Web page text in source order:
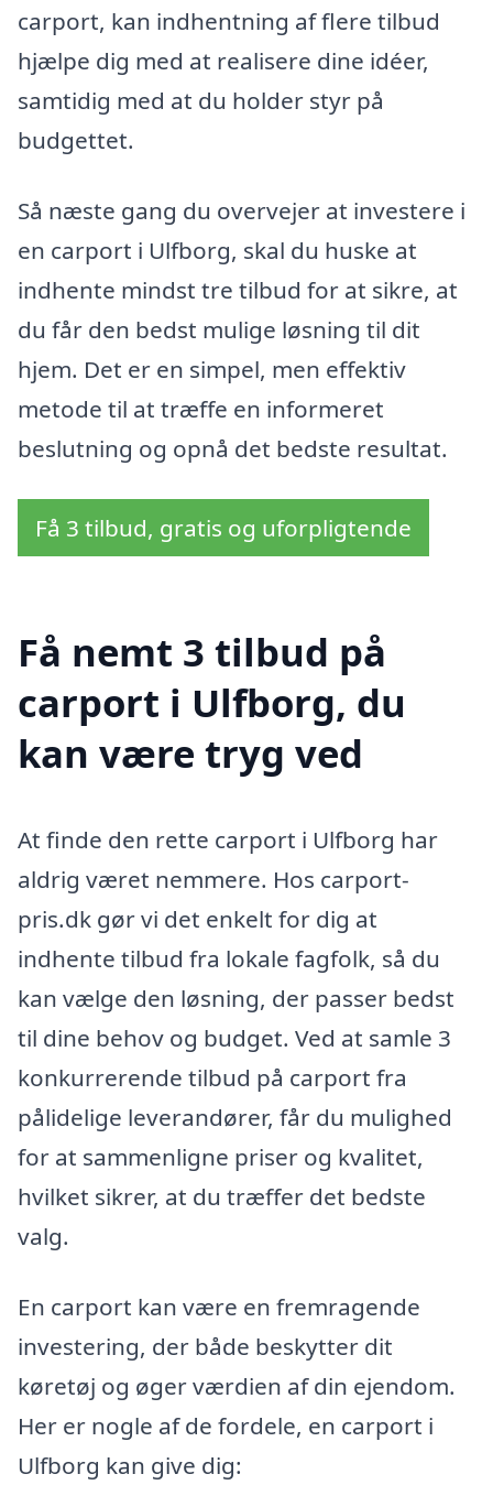
carport, kan indhentning af flere tilbud
hjælpe dig med at realisere dine idéer,
samtidig med at du holder styr på
budgettet.
Så næste gang du overvejer at investere i
en carport i Ulfborg, skal du huske at
indhente mindst tre tilbud for at sikre, at
du får den bedst mulige løsning til dit
hjem. Det er en simpel, men effektiv
metode til at træffe en informeret
beslutning og opnå det bedste resultat.
Få 3 tilbud, gratis og uforpligtende
Få nemt 3 tilbud på
carport i Ulfborg, du
kan være tryg ved
At finde den rette carport i Ulfborg har
aldrig været nemmere. Hos carport-
pris.dk gør vi det enkelt for dig at
indhente tilbud fra lokale fagfolk, så du
kan vælge den løsning, der passer bedst
til dine behov og budget. Ved at samle 3
konkurrerende tilbud på carport fra
pålidelige leverandører, får du mulighed
for at sammenligne priser og kvalitet,
hvilket sikrer, at du træffer det bedste
valg.
En carport kan være en fremragende
investering, der både beskytter dit
køretøj og øger værdien af din ejendom.
Her er nogle af de fordele, en carport i
Ulfborg kan give dig: